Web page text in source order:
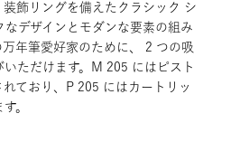
装飾リングを備えたクラシック シ
なデザインとモダンな要素の組み
年筆愛好家のために、 2 つの吸
ただけます。M 205 にはピスト
ており、P 205 にはカートリッ
。